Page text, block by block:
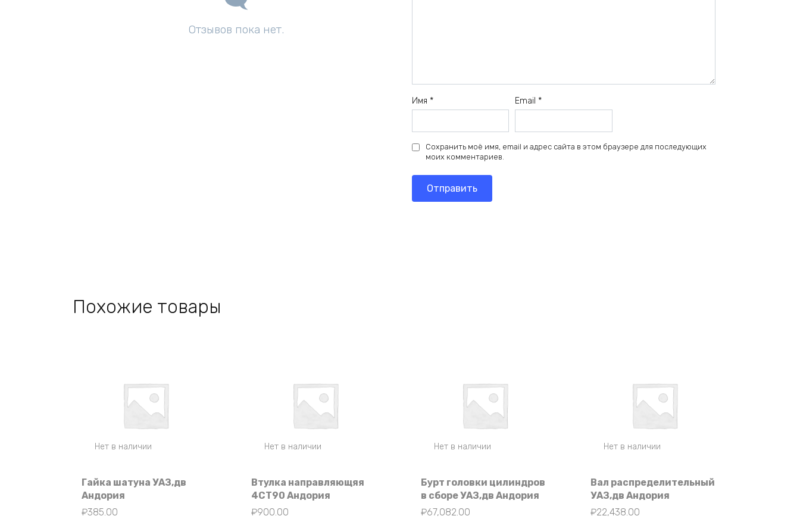
Отзывов пока нет.
Имя * Email *
Сохранить моё имя, email и адрес сайта в этом браузере для последующих
моих комментариев.
Похожие товары
Нет в наличии
Гайка шатуна УАЗ,дв
Андория
₽385.00
Нет в наличии
Втулка направляющяя
4СТ90 Андория
₽900.00
Нет в наличии
Бурт головки цилиндров
в сборе УАЗ,дв Андория
₽67,082.00
Нет в наличии
Вал распределительный
УАЗ,дв Андория
₽22,438.00